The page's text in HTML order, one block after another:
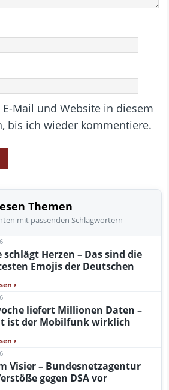
Mail und Website in diesem
bis ich wieder kommentiere.
Themen
mit passenden Schlagwörtern
schlägt Herzen – Das sind die
Emojis der Deutschen
›
liefert Millionen Daten –
ist der Mobilfunk wirklich
›
Visier – Bundesnetzagentur
gegen DSA vor